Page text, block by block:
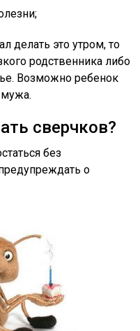
делать это утром, то
родственника либо
Возможно ребенок
сверчков?
без
о